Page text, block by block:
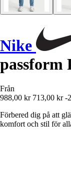
Nike
passform
Från
988,00 kr 713,00 kr -
Förbered dig på att
komfort och stil för